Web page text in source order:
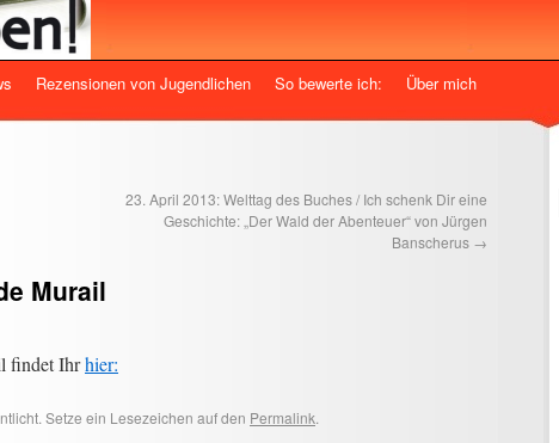
Rezensionen von Jugendlichen So bewerte ich: Über mich
23. April 2013: Welttag des Buches / Ich schenk Dir eine
Geschichte: „Der Wald der Abenteuer“ von Jürgen
Banscherus →
Murail
findet Ihrhier:
Setze ein Lesezeichen auf den Permalink.